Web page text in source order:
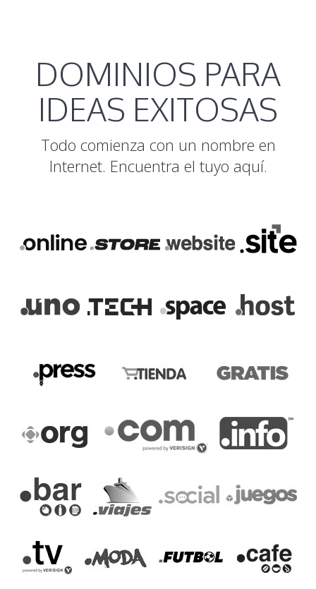
DOMINIOS PARA
IDEAS EXITOSAS
Todo comienza con un nombre en
Internet. Encuentra el tuyo aquí.